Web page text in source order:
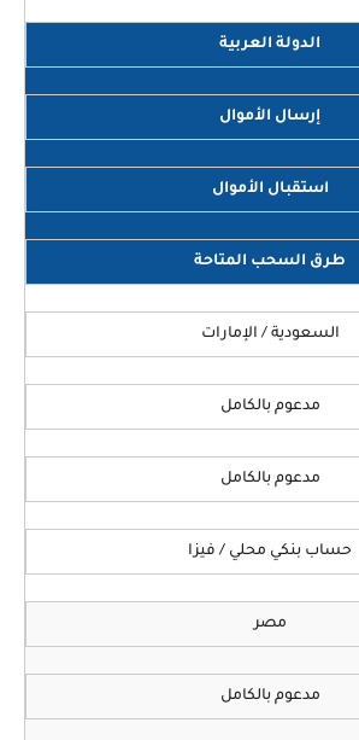
الدولة العربية
إرسال الأموال
استقبال الأموال
طرق السحب المتاحة
السعودية / الإمارات
مدعوم بالكامل
مدعوم بالكامل
حساب بنكي محلي / فيزا
مصر
مدعوم بالكامل